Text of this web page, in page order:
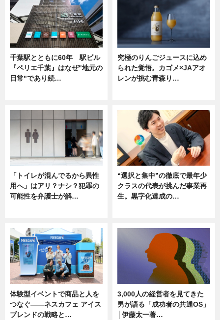
千葉駅とともに60年 駅ビル
『ペリエ千葉』はなぜ"地元の
日常"であり続…
究極のりんごジュースに込め
られた覚悟。カゴメ×JAアオ
レンが挑む青森り…
「トイレが混んでるから異性
用へ」はアリ？ナシ？犯罪の
可能性を弁護士が解…
“選択と集中”の徹底で最年少
クラスの代表が挑んだ事業再
生。黒字化達成の…
体験型イベントで商品と人を
つなぐ――ネスカフェ アイス
ブレンドの戦略と…
3,000人の経営者を見てきた
男が語る「成功者の共通OS」
│伊藤太一著…